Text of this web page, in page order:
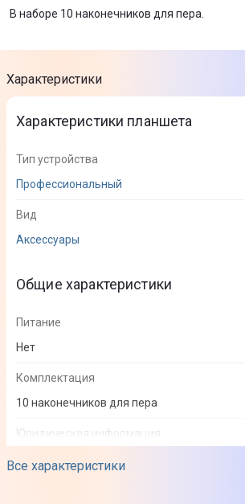
В наборе 10 наконечников для пера.
Характеристики
Все характеристики
Характеристики планшета
Тип устройства
Профессиональный
Вид
Аксессуары
Общие характеристики
Питание
Нет
Комплектация
10 наконечников для пера
Юридическая информация